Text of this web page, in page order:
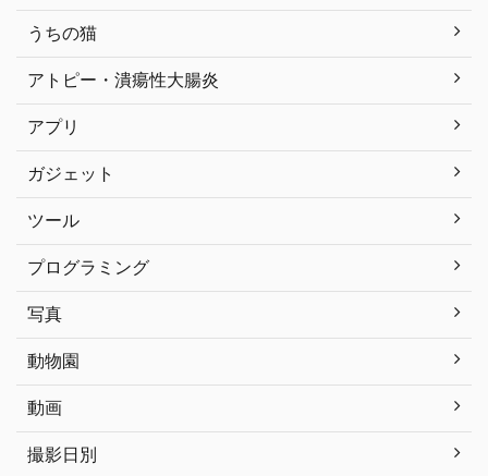
うちの猫
アトピー・潰瘍性大腸炎
アプリ
ガジェット
ツール
プログラミング
写真
動物園
動画
撮影日別